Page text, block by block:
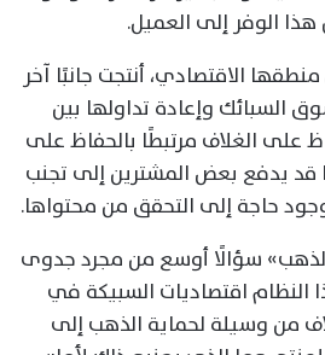
الوفر إلى العميل.
الاقتصادي، أنتجت جانبًا آخر
السبائك وإعادة تداولها بين
على الغلاف مرتبطًا بالحفاظ على
قد يدفع بعض المشترين إلى تجنب
حاجة إلى التحقق من محتواها.
سؤالًا أوسع من مجرد جدوى
النظام اقتصاديات السبيكة في
من وسيلة لحماية الذهب إلى